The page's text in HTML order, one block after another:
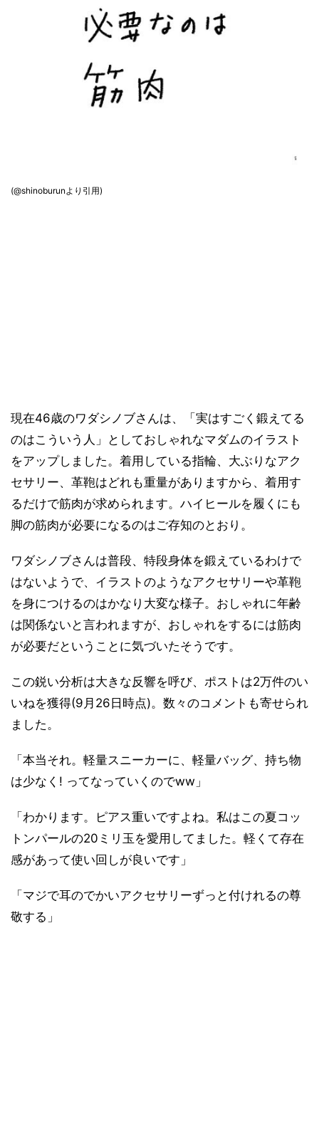
(@shinoburunより引用)
現在46歳のワダシノブさんは、「実はすごく鍛えてる
のはこういう人」としておしゃれなマダムのイラスト
をアップしました。着用している指輪、大ぶりなアク
セサリー、革鞄はどれも重量がありますから、着用す
るだけで筋肉が求められます。ハイヒールを履くにも
脚の筋肉が必要になるのはご存知のとおり。
ワダシノブさんは普段、特段身体を鍛えているわけで
はないようで、イラストのようなアクセサリーや革鞄
を身につけるのはかなり大変な様子。おしゃれに年齢
は関係ないと言われますが、おしゃれをするには筋肉
が必要だということに気づいたそうです。
この鋭い分析は大きな反響を呼び、ポストは2万件のい
いねを獲得(9月26日時点)。数々のコメントも寄せられ
ました。
「本当それ。軽量スニーカーに、軽量バッグ、持ち物
は少なく! ってなっていくのでww」
「わかります。ピアス重いですよね。私はこの夏コッ
トンパールの20ミリ玉を愛用してました。軽くて存在
感があって使い回しが良いです」
「マジで耳のでかいアクセサリーずっと付けれるの尊
敬する」